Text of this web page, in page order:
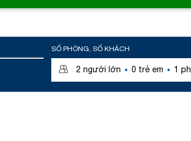
SỐ PHÒNG, SỐ KHÁCH
2 người lớn · 0 trẻ em · 1